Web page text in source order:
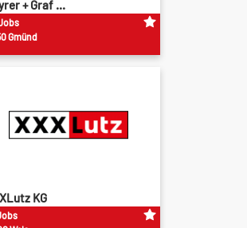
+ Graf ...
Gmünd
KG